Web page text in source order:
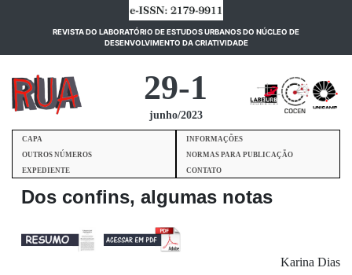
REVISTA DO LABORATÓRIO DE ESTUDOS URBANOS DO NÚCLEO DE
DESENVOLVIMENTO DA CRIATIVIDADE(current)
29-1
junho/2023
CAPA
INFORMAÇÕES
OUTROS NÚMEROS
NORMAS PARA PUBLICAÇÃO
EXPEDIENTE
CONTATO
Dos confins, algumas notas
Karina Dias